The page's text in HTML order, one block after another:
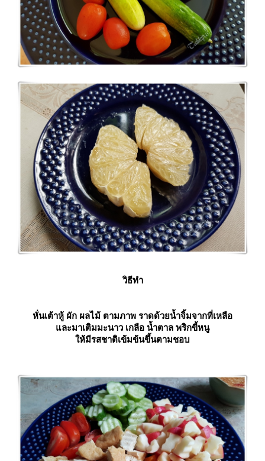
วิธีทำ
หั่นเต้าหู้ ผัก ผลไม้ ตามภาพ ราดด้วยน้ำจิ้มจากที่เหลือ
ละมาเติมมะนาว เกลือ น้ำตาล พริกขี้หนู
ห้มีรสชาติเข้มข้นขึ้นตามชอบ